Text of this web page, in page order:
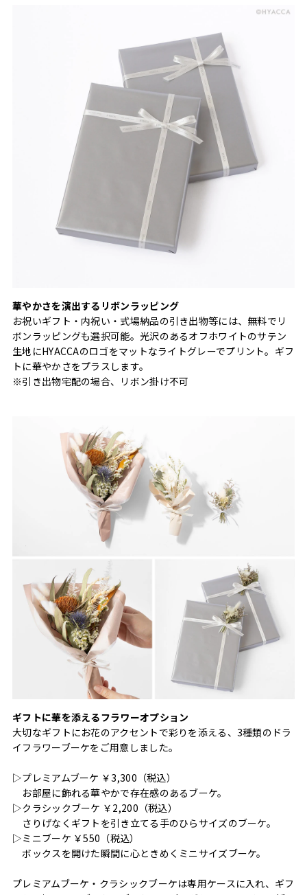
華やかさを演出するリボンラッピング
お祝いギフト・内祝い・式場納品の引き出物等には、無料でリ
ボンラッピングも選択可能。光沢のあるオフホワイトのサテン
生地にHYACCAのロゴをマットなライトグレーでプリント。ギフ
トに華やかさをプラスします。
※引き出物宅配の場合、リボン掛け不可
ギフトに華を添えるフラワーオプション
大切なギフトにお花のアクセントで彩りを添える、3種類のドラ
イフラワーブーケをご用意しました。
▷プレミアムブーケ ￥3,300（税込）
お部屋に飾れる華やかで存在感のあるブーケ。
▷クラシックブーケ ￥2,200（税込）
さりげなくギフトを引き立てる手のひらサイズのブーケ。
▷ミニブーケ ￥550（税込）
ボックスを開けた瞬間に心ときめくミニサイズブーケ。
プレミアムブーケ・クラシックブーケは専用ケースに入れ、ギフ